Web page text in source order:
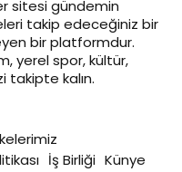
sitesi gündemin
takip edeceğiniz bir
bir platformdur.
yerel spor, kültür,
takipte kalın.
İş Birliği Künye